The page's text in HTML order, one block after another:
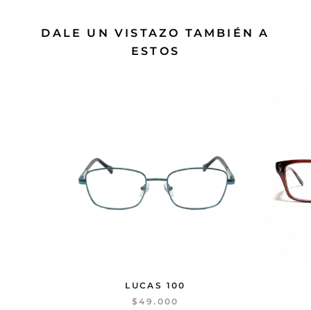
DALE UN VISTAZO TAMBIÉN A
ESTOS
LUCAS 100
$49.000